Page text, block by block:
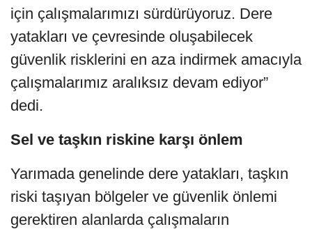
için çalışmalarımızı sürdürüyoruz. Dere
yatakları ve çevresinde oluşabilecek
güvenlik risklerini en aza indirmek amacıyla
çalışmalarımız aralıksız devam ediyor”
dedi.
Sel ve taşkın riskine karşı önlem
Yarımada genelinde dere yatakları, taşkın
riski taşıyan bölgeler ve güvenlik önlemi
gerektiren alanlarda çalışmaların